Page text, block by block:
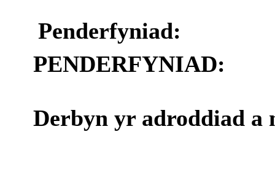
Penderfyniad:
PENDERFYNIAD:
Derbyn yr adroddiad a